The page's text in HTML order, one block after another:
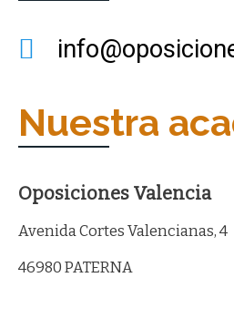
Nuestra
Oposiciones Valencia
Avenida Cortes Valencianas, 4
46980 PATERNA